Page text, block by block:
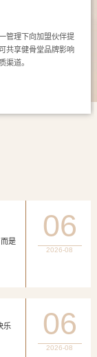
管理下向加盟伙伴提
共享健骨堂品牌影响
渠道。
是
06
2026-08
乐
”
06
2026-08